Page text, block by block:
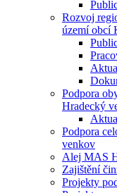
Rozvoj
území obcí
Podpora
Hradecký
Podpora
venkov
Alej MAS
Zajištění
Projekty